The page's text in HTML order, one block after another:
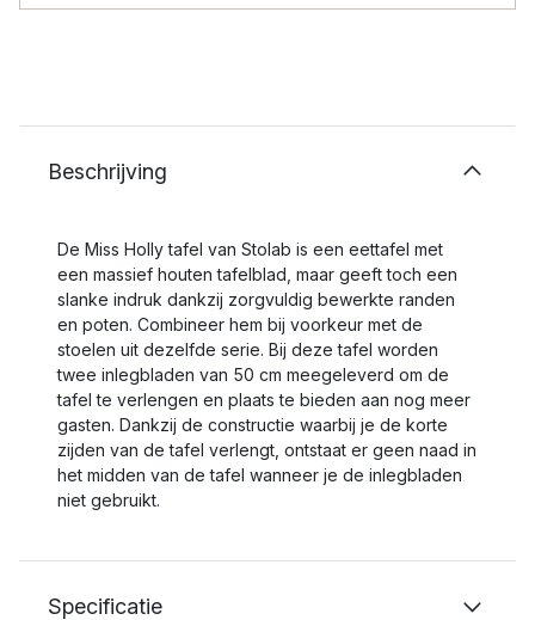
Beschrijving
De Miss Holly tafel van Stolab is een eettafel met
een massief houten tafelblad, maar geeft toch een
slanke indruk dankzij zorgvuldig bewerkte randen
en poten. Combineer hem bij voorkeur met de
stoelen uit dezelfde serie. Bij deze tafel worden
twee inlegbladen van 50 cm meegeleverd om de
tafel te verlengen en plaats te bieden aan nog meer
gasten. Dankzij de constructie waarbij je de korte
zijden van de tafel verlengt, ontstaat er geen naad in
het midden van de tafel wanneer je de inlegbladen
niet gebruikt.
Specificatie